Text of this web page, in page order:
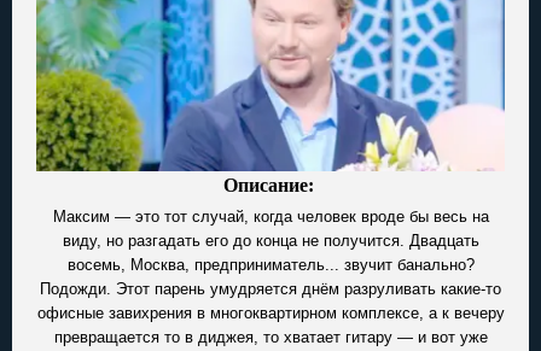
Описание:
Максим — это тот случай, когда человек вроде бы весь на
виду, но разгадать его до конца не получится. Двадцать
восемь, Москва, предприниматель... звучит банально?
Подожди. Этот парень умудряется днём разруливать какие-то
офисные завихрения в многоквартирном комплексе, а к вечеру
превращается то в диджея, то хватает гитару — и вот уже